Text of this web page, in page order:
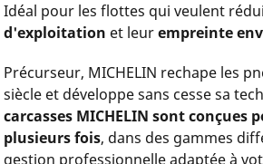
Idéal pour les flottes qui veulent
d'exploitation et leurempreinte
Précurseur, MICHELIN rechape les
siècle et développe sans cesse sa
carcasses MICHELIN sont conçues
plusieurs fois, dans des gammes
gestion professionnelle adaptée à